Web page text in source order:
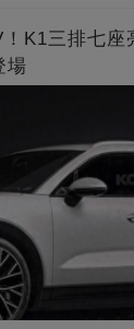
K1三排七座
場